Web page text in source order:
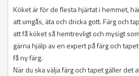
Köket är för de flesta hjärtat i hemmet,
att umgås, äta och dricka gott. Färg och
att få köket så hemtrevligt och mysigt
gärna hjälp av en expert på färg och
få ny färg.
När du ska välja färg och tapet gäller det